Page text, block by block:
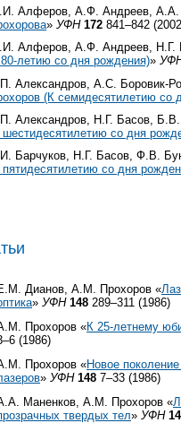
Алферов, А.Ф. Андреев, А.А.
»УФН 172 841–842
Алферов, А.Ф. Андреев, Н.Г.
80-летию со дня рождения)»
Александров, А.С. Боровик-
(К семидесятилетию со
Александров, Н.Г. Басов,
шестидесятилетию со дня
Барчуков, Н.Г. Басов, Ф.В.
пятидесятилетию со дня
Дианов, А.М. Прохоров «
» УФН 148 289–311 (1986)
Прохоров «К 25-летнему
(1986)
Прохоров «Новое
» УФН 148 7–33 (1986)
Маненков, А.М. Прохоров «
твердых тел» УФН